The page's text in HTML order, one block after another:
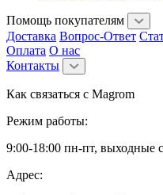
Помощь покупателям
Доставка Вопрос-Ответ
Оплата О нас
Контакты
Как связаться с Magrom
Режим работы:
9:00-18:00 пн-пт, выходные
Адрес: